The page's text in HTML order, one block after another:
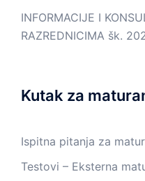
INFORMACIJE I
RAZREDNICIMA šk.
Kutak za
Ispitna pitanja za
Testovi – Eksterna